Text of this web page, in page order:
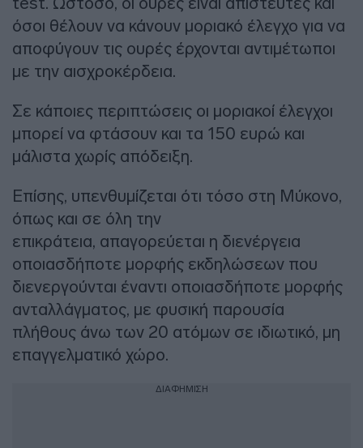
όσοι θέλουν να κάνουν μοριακό έλεγχο για να
αποφύγουν τις ουρές έρχονται αντιμέτωποι
με την αισχροκέρδεια.
Σε κάποιες περιπτώσεις οι μοριακοί έλεγχοι
μπορεί να φτάσουν και τα 150 ευρώ και
μάλιστα χωρίς απόδειξη.
Επίσης, υπενθυμίζεται ότι τόσο στη Μύκονο,
όπως και σε όλη την
επικράτεια, απαγορεύεται η διενέργεια
οποιασδήποτε μορφής εκδηλώσεων που
διενεργούνται έναντι οποιασδήποτε μορφής
ανταλλάγματος, με φυσική παρουσία
πλήθους άνω των 20 ατόμων σε ιδιωτικό, μη
επαγγελματικό χώρο.
ΔΙΑΦΗΜΙΣΗ